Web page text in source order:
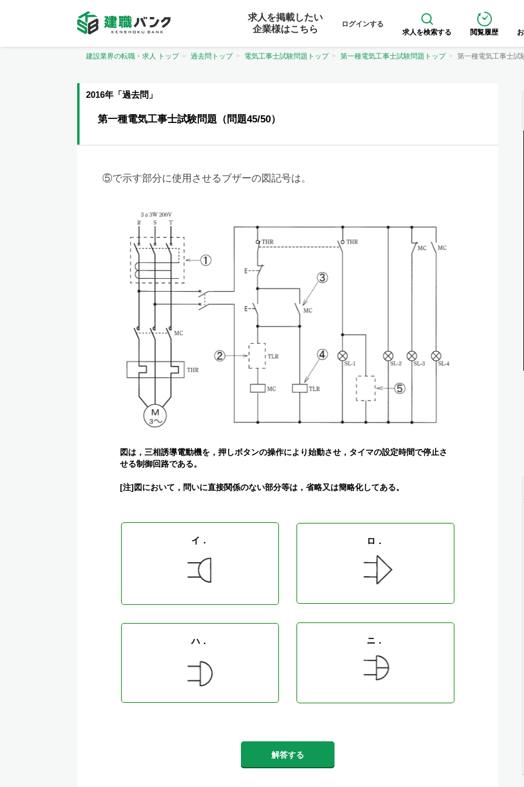
求人を掲載したい
企業様はこちら
ログインする
求人を検索する
閲覧履歴
建設業界の転職・求人 トップ 過去問トップ 電気工事士試験問題トップ 第一種電気工事士試験問題トップ 第一種電気工事士試
2016年「過去問」
第一種電気工事士試験問題（問題45/50）
⑤で示す部分に使用させるブザーの図記号は。
図は，三相誘導電動機を，押しボタンの操作により始動させ，タイマの設定時間で停止さ
せる制御回路である。
[注]図において，問いに直接関係のない部分等は，省略又は簡略化してある。
イ． ロ．
ハ． ニ．
解答する